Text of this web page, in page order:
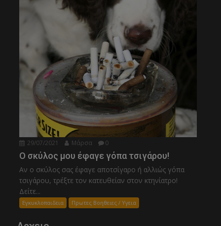
29/07/2021 Μάρσα 0
Ο σκύλος μου έφαγε γόπα τσιγάρου!
Αν ο σκύλος σας έφαγε αποτσίγαρο ή αλλιώς γόπα
τσιγάρου, τρέξτε τον κατευθείαν στον κτηνίατρο!
Δείτε...
Εγκυκλοπαιδεια Πρωτες Βοηθειες / Υγεια